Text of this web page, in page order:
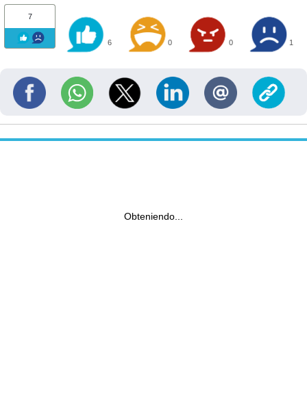
7
6 0 0 1
Obteniendo...